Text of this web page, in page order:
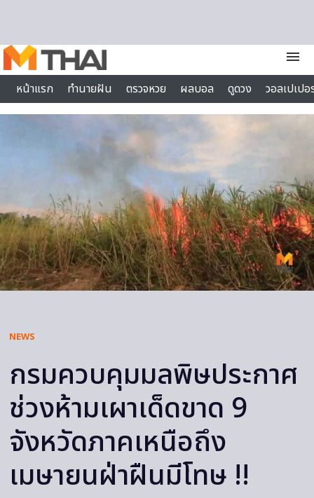
menu
หน้าแรก
ทำนายฝัน ตรวจหวย ผลบอล ดูดวง
วอลเปเป
ไลฟ์สไตล์
NEWS
กรมควบคุมมลพิษประกาศ
ช่วงห้ามเผาเด็ดขาด 9
จังหวัดภาคเหนือถึง
เมษายนฝ่าฝืนมีโทษ !!